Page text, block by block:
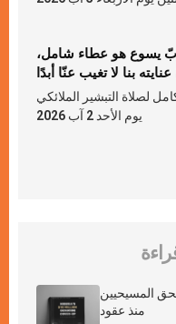
يسوع هو عطاء شامل،
بنا لا تغيب عنّا أبدًا
لصلاة التبشير الملائكي
يوم الأحد 2 آب 2026
المسيحيين
منذ عقود